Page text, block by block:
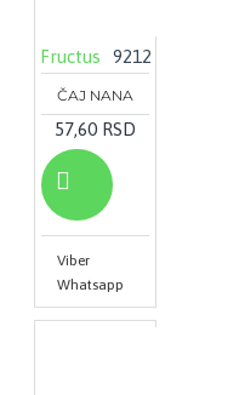
Fructus 9212
ČAJ NANA
57,60 RSD
Viber
Whatsapp